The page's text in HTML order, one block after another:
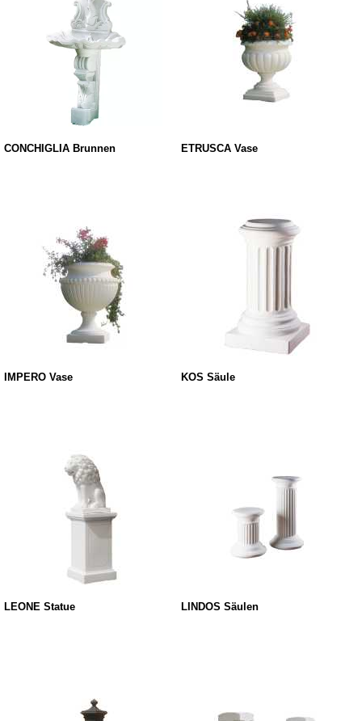
CONCHIGLIA Brunnen ETRUSCA Vase
IMPERO Vase KOS Säule
LEONE Statue LINDOS Säulen